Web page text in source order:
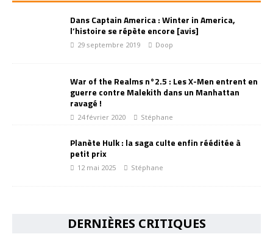
Dans Captain America : Winter in America,
l’histoire se répète encore [avis]
29 septembre 2019 Doop
War of the Realms n°2.5 : Les X-Men entrent en
guerre contre Malekith dans un Manhattan
ravagé !
24 février 2020 Stéphane
Planète Hulk : la saga culte enfin rééditée à
petit prix
12 mai 2025 Stéphane
DERNIÈRES CRITIQUES